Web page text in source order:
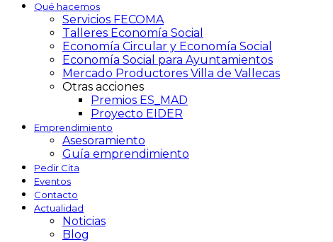
Qué hacemos
Servicios FECOMA
Talleres Economía Social
Economía Circular y Economía Social
Economía Social para Ayuntamientos
Mercado Productores Villa de Vallecas
Otras acciones
Premios ES_MAD
Proyecto EIDER
Emprendimiento
Asesoramiento
Guía emprendimiento
Pedir Cita
Eventos
Contacto
Actualidad
Noticias
Blog